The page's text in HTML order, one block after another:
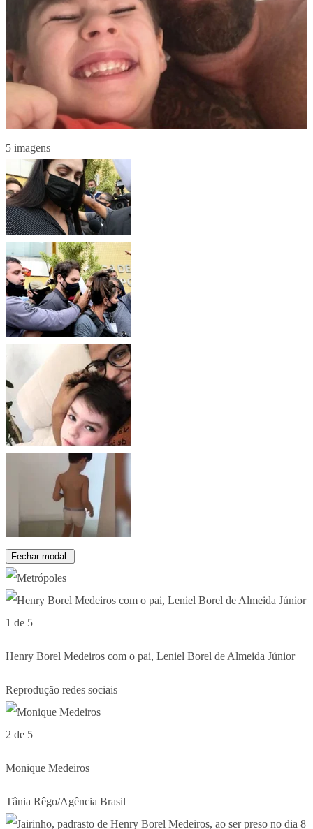
5 imagens
Fechar modal.
1 de 5
Henry Borel Medeiros com o pai, Leniel Borel de Almeida Júnior
Reprodução redes sociais
2 de 5
Monique Medeiros
Tânia Rêgo/Agência Brasil